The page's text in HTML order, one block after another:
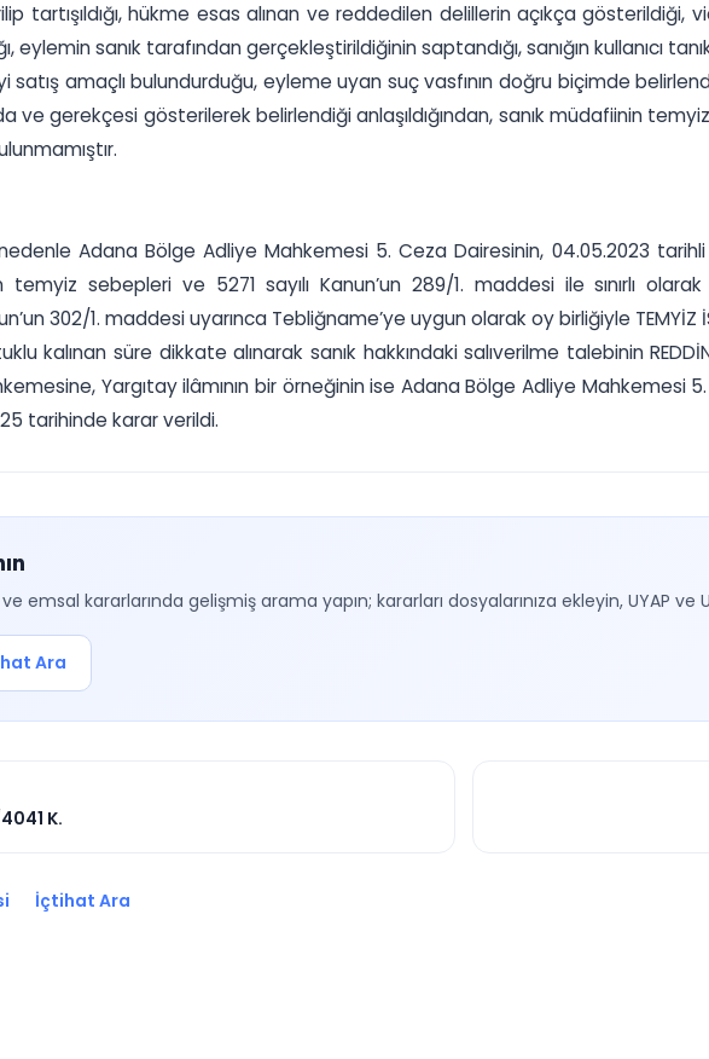
tartışıldığı, hükme esas alınan ve reddedilen delillerin açıkça
eylemin sanık tarafından gerçekleştirildiğinin saptandığı, sanığın kullanıcı
amaçlı bulundurduğu, eyleme uyan suç vasfının doğru biçimde
ve gerekçesi gösterilerek belirlendiği anlaşıldığından, sanık müdafiinin
Adana Bölge Adliye Mahkemesi 5. Ceza Dairesinin, 04.05.2023 tarihli
sebepleri ve 5271 sayılı Kanun’un 289/1. maddesi ile sınırlı
302/1. maddesi uyarınca Tebliğname’ye uygun olarak oy birliğiyle TEMYİZ
kalınan süre dikkate alınarak sanık hakkındaki salıverilme talebinin
Yargıtay ilâmının bir örneğinin ise Adana Bölge Adliye
tarihinde karar verildi.
emsal kararlarında gelişmiş arama yapın; kararları dosyalarınıza ekleyin, UYAP
Ara
K.
İçtihat Ara